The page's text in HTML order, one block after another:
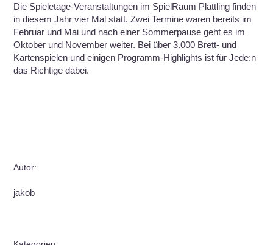
Die Spieletage-Veranstaltungen im SpielRaum Plattling finden
in diesem Jahr vier Mal statt. Zwei Termine waren bereits im
Februar und Mai und nach einer Sommerpause geht es im
Oktober und November weiter. Bei über 3.000 Brett- und
Kartenspielen und einigen Programm-Highlights ist für Jede:n
das Richtige dabei.
Autor:
jakob